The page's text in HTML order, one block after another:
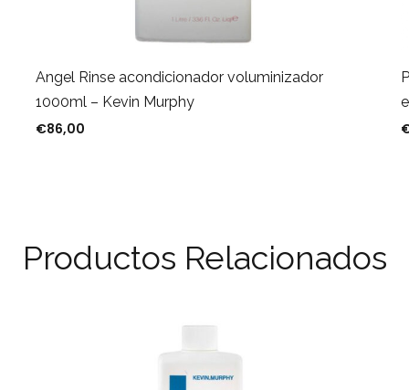
Angel Rinse acondicionador voluminizador
1000ml – Kevin Murphy
€86,00
Productos Relacionados